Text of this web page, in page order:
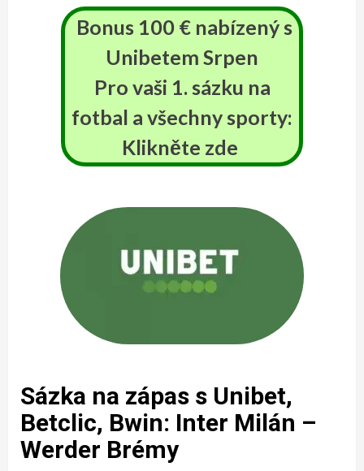
Bonus 100 € nabízený s
Unibetem Srpen
Pro vaši 1. sázku na
fotbal a všechny sporty:
Klikněte zde
Sázka na zápas s Unibet,
Betclic, Bwin: Inter Milán –
Werder Brémy